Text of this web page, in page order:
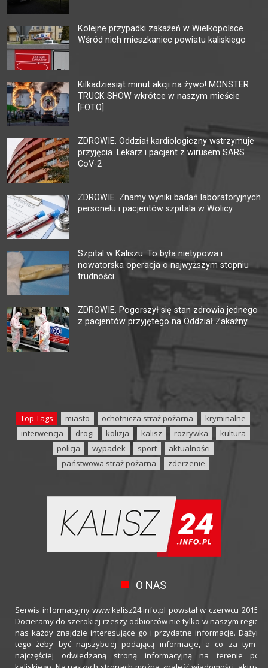
Kolejne przypadki zakażeń w Wielkopolsce.
Wśród nich mieszkaniec powiatu kaliskiego
Kilkadziesiąt minut akcji na żywo! MONSTER
TRUCK SHOW wkrótce w naszym mieście
[FOTO]
ZDROWIE. Oddział kardiologiczny wstrzymuje
przyjęcia. Lekarz i pacjent z wirusem SARS
CoV-2
ZDROWIE. Znamy wyniki badań laboratoryjnych
personelu i pacjentów szpitala w Wolicy
Szpital w Kaliszu: To była nietypowa i
nowatorska operacja o najwyższym stopniu
trudności
ZDROWIE. Pogorszył się stan zdrowia jednego
z pacjentów przyjętego na Oddział Zakaźny
Top Tags miasto ochotnicza straż pożarna
kryminalne
interwencja
drogi kolizja kalisz rozrywka
kultura
policja
wypadek sport
aktualności
państwowa straż pożarna
zderzenie
O NAS
Serwis informacyjny www.kalisz24.info.pl powstał w czerwcu 2015
Docieramy do szerokiej rzeszy odbiorców nie tylko w naszym
nas każdy znajdzie interesujące go i przydatne informacje.
tego żeby być najszybciej podającą informacje, a co za tym
najczęściej odwiedzaną stroną informacyjną na terenie